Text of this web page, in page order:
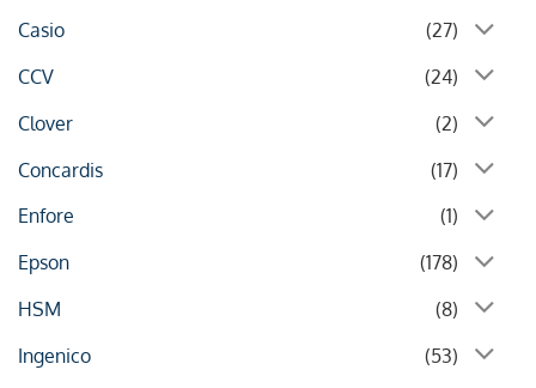
Casio
(27)
CCV
(24)
Clover
(2)
Concardis
(17)
Enfore
(1)
Epson
(178)
HSM
(8)
Ingenico
(53)